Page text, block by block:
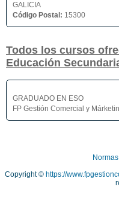
GALICIA
Código Postal: 15300
Todos los cursos
Educación
GRADUADO EN ESO
FP Gestión Comercial y
Copyright © https://